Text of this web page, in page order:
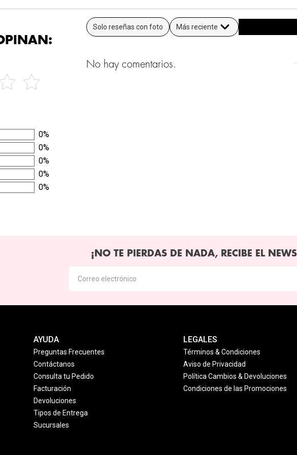
0%
0%
0%
0%
0%
Solo reseñas con foto Más reciente
No hay comentarios.
¡NO TE PIERDAS DE NADA, RECIBE EL
AYUDA
Preguntas Frecuentes
Contáctanos
Consulta tu Pedido
Facturación
Devoluciones
Tipos de Entrega
Sucursales
LEGALES
Términos & Condiciones
Aviso de Privacidad
Política Cambios & Devoluciones
Condiciones de las Promociones